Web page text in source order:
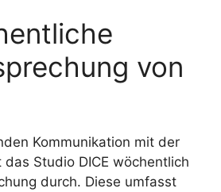
von
Kommunikation mit der
Studio DICE wöchentlich
durch. Diese umfasst